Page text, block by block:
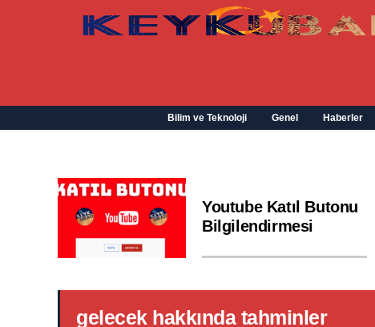
Bilim ve Teknoloji Genel Haberler
Youtube Katıl Butonu
Bilgilendirmesi
gelecek hakkında tahminler